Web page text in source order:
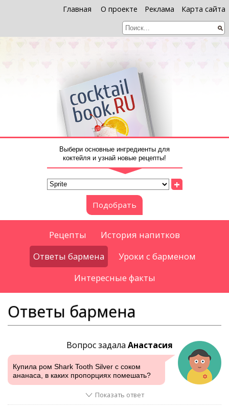
Главная О проекте Реклама Карта сайта
Выбери основные ингредиенты для
коктейля и узнай новые рецепты!
+
Подобрать
Рецепты
История напитков
Ответы бармена
Уроки с барменом
Интересные факты
Ответы бармена
Вопрос задала Анастасия
Купила ром Shark Tooth Silver с соком
ананаса, в каких пропорциях помешать?
Показать ответ